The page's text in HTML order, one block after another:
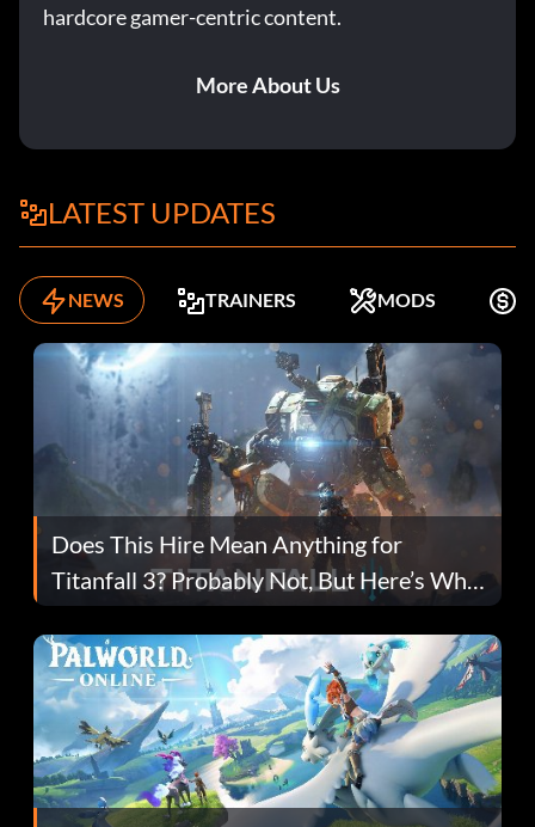
hardcore gamer-centric content.
More About Us
LATEST UPDATES
NEWS TRAINERS MODS
Does This Hire Mean Anything for
Titanfall 3? Probably Not, But Here’s Why
Fans Are Hopeful